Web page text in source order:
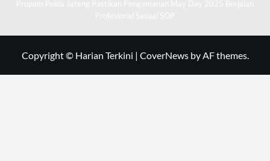
Copyright © Harian Terkini | CoverNewsby AF themes.